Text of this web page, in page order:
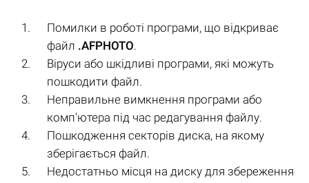
Помилки в роботі програми, що відкриває
файл .AFPHOTO.
Віруси або шкідливі програми, які можуть
пошкодити файл.
Неправильне вимкнення програми або
комп'ютера під час редагування файлу.
Пошкодження секторів диска, на якому
зберігається файл.
Недостатньо місця на диску для збереження